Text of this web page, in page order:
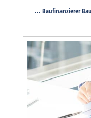
... Baufinanzierer